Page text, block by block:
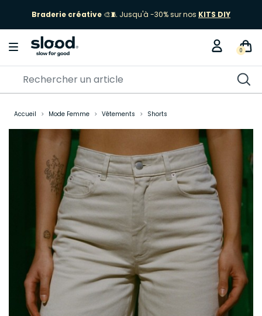
Braderie créative 🎨🧵 Jusqu'à -30% sur nos KITS DIY
0
Accueil Mode Femme Vêtements Shorts